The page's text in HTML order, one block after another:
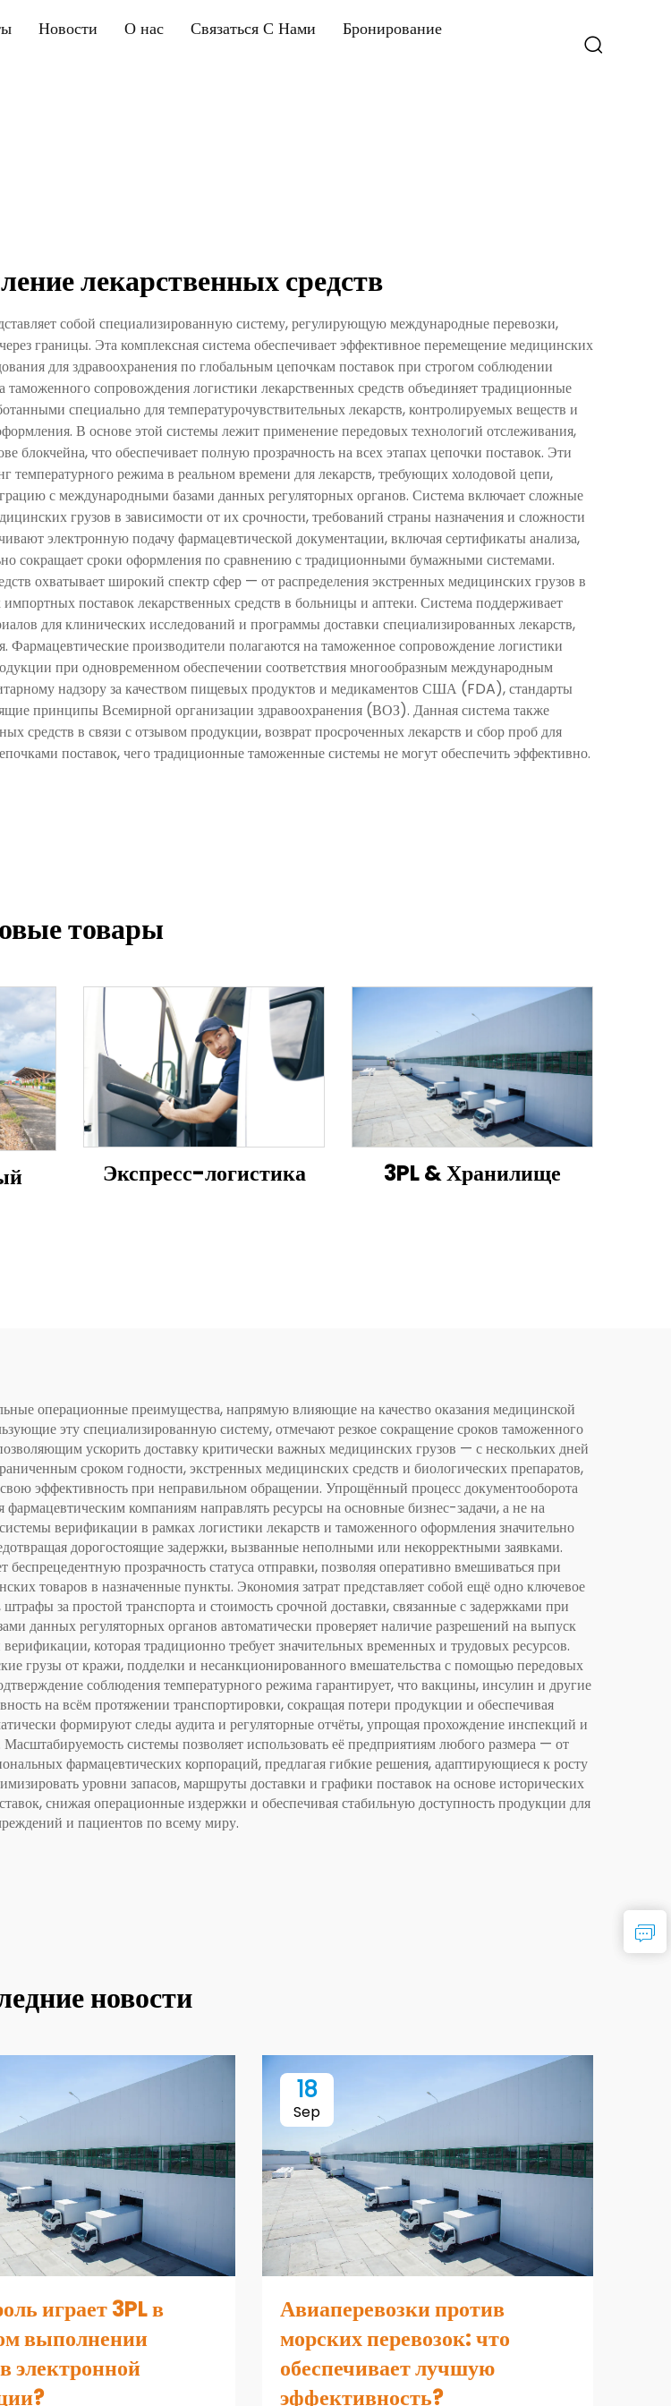
Новости О нас Связаться С Нами
Бронирование
лекарственных средств
собой специализированную систему, регулирующую международные перевозки,
границы. Эта комплексная система обеспечивает эффективное перемещение медицинских
для здравоохранения по глобальным цепочкам поставок при строгом соблюдении
сопровождения логистики лекарственных средств объединяет традиционные
специально для температурочувствительных лекарств, контролируемых веществ и
В основе этой системы лежит применение передовых технологий отслеживания,
что обеспечивает полную прозрачность на всех этапах цепочки поставок. Эти
температурного режима в реальном времени для лекарств, требующих холодовой цепи,
с международными базами данных регуляторных органов. Система включает сложные
грузов в зависимости от их срочности, требований страны назначения и сложности
электронную подачу фармацевтической документации, включая сертификаты анализа,
сокращает сроки оформления по сравнению с традиционными бумажными системами.
охватывает широкий спектр сфер — от распределения экстренных медицинских грузов в
поставок лекарственных средств в больницы и аптеки. Система поддерживает
для клинических исследований и программы доставки специализированных лекарств,
производители полагаются на таможенное сопровождение логистики
при одновременном обеспечении соответствия многообразным международным
надзору за качеством пищевых продуктов и медикаментов США (FDA), стандарты
принципы Всемирной организации здравоохранения (ВОЗ). Данная система также
средств в связи с отзывом продукции, возврат просроченных лекарств и сбор проб для
поставок, чего традиционные таможенные системы не могут обеспечить эффективно.
товары
Экспресс-логистика 3PL & Хранилище
операционные преимущества, напрямую влияющие на качество оказания медицинской
эту специализированную систему, отмечают резкое сокращение сроков таможенного
ускорить доставку критически важных медицинских грузов — с нескольких дней
сроком годности, экстренных медицинских средств и биологических препаратов,
эффективность при неправильном обращении. Упрощённый процесс документооборота
компаниям направлять ресурсы на основные бизнес-задачи, а не на
верификации в рамках логистики лекарств и таможенного оформления значительно
дорогостоящие задержки, вызванные неполными или некорректными заявками.
прозрачность статуса отправки, позволяя оперативно вмешиваться при
товаров в назначенные пункты. Экономия затрат представляет собой ещё одно ключевое
за простой транспорта и стоимость срочной доставки, связанные с задержками при
данных регуляторных органов автоматически проверяет наличие разрешений на выпуск
которая традиционно требует значительных временных и трудовых ресурсов.
грузы от кражи, подделки и несанкционированного вмешательства с помощью передовых
соблюдения температурного режима гарантирует, что вакцины, инсулин и другие
на всём протяжении транспортировки, сокращая потери продукции и обеспечивая
формируют следы аудита и регуляторные отчёты, упрощая прохождение инспекций и
системы позволяет использовать её предприятиям любого размера — от
фармацевтических корпораций, предлагая гибкие решения, адаптирующиеся к росту
уровни запасов, маршруты доставки и графики поставок на основе исторических
снижая операционные издержки и обеспечивая стабильную доступность продукции для
и пациентов по всему миру.
новости
играет 3PL в
выполнении
электронной
18
Sep
Авиаперевозки против
морских перевозок: что
обеспечивает лучшую
эффективность?